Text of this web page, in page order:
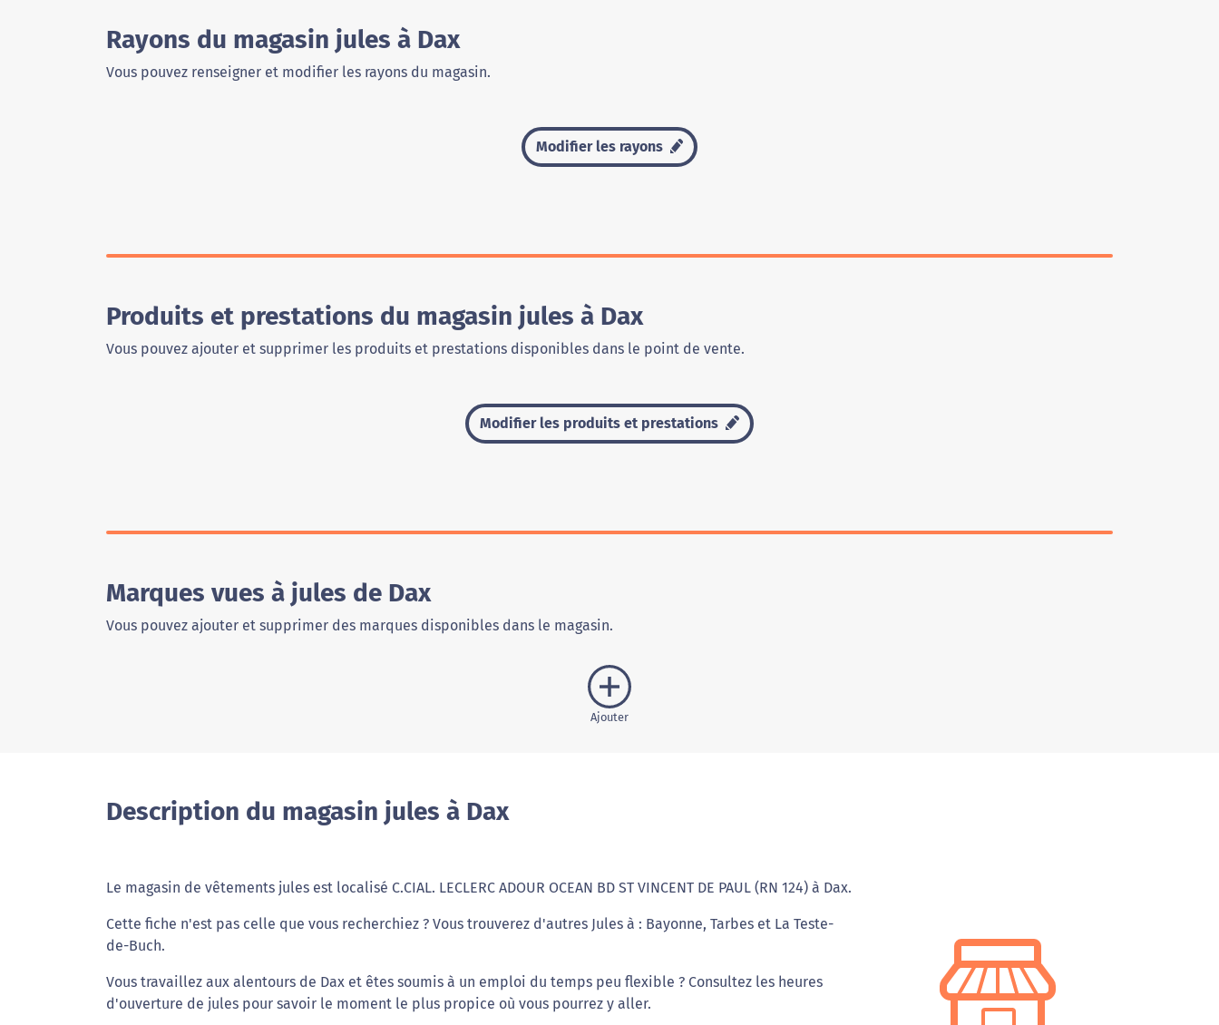
Rayons du magasin jules à Dax
Vous pouvez renseigner et modifier les rayons du magasin.
Modifier les rayons
Produits et prestations du magasin jules à Dax
Vous pouvez ajouter et supprimer les produits et prestations disponibles dans le point de vente.
Modifier les produits et prestations
Marques vues à jules de Dax
Vous pouvez ajouter et supprimer des marques disponibles dans le magasin.
Ajouter
Description du magasin jules à Dax
Le magasin de vêtements jules est localisé C.CIAL. LECLERC ADOUR OCEAN BD ST VINCENT DE PAUL (RN 124) à Dax.
Cette fiche n'est pas celle que vous recherchiez ? Vous trouverez d'autres Jules à : Bayonne, Tarbes et La Teste-
de-Buch.
Vous travaillez aux alentours de Dax et êtes soumis à un emploi du temps peu flexible ? Consultez les heures
d'ouverture de jules pour savoir le moment le plus propice où vous pourrez y aller.